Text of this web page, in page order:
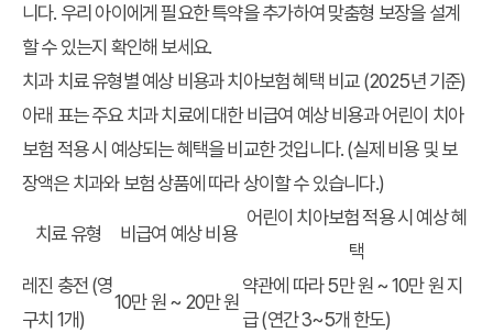
니다. 우리 아이에게 필요한 특약을 추가하여 맞춤형 보장을 설계
할 수 있는지 확인해 보세요.
치과 치료 유형별 예상 비용과 치아보험 혜택 비교 (2025년 기준)
아래 표는 주요 치과 치료에 대한 비급여 예상 비용과 어린이 치아
보험 적용 시 예상되는 혜택을 비교한 것입니다. (실제 비용 및 보
장액은 치과와 보험 상품에 따라 상이할 수 있습니다.)
치료 유형 비급여 예상 비용
어린이 치아보험 적용 시 예상 혜
택
레진 충전 (영
구치 1개)
10만 원 ~ 20만 원
약관에 따라 5만 원 ~ 10만 원 지
급 (연간 3~5개 한도)